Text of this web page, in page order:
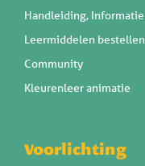
Handleiding, Informatie
Leermiddelen bestellen
Community
Kleurenleer animatie
Voorlichting